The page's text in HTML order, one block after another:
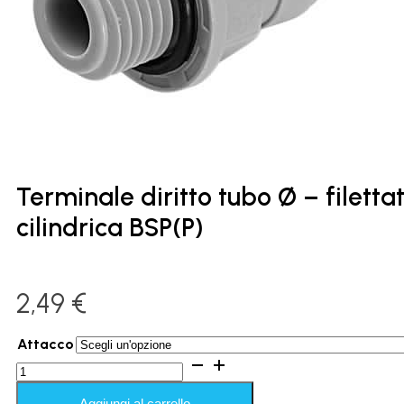
Terminale diritto tubo Ø –
cilindrica BSP(P)
2,49 €
Attacco
Terminale
diritto